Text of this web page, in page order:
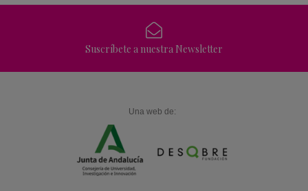
Suscríbete a nuestra Newsletter
Una web de: